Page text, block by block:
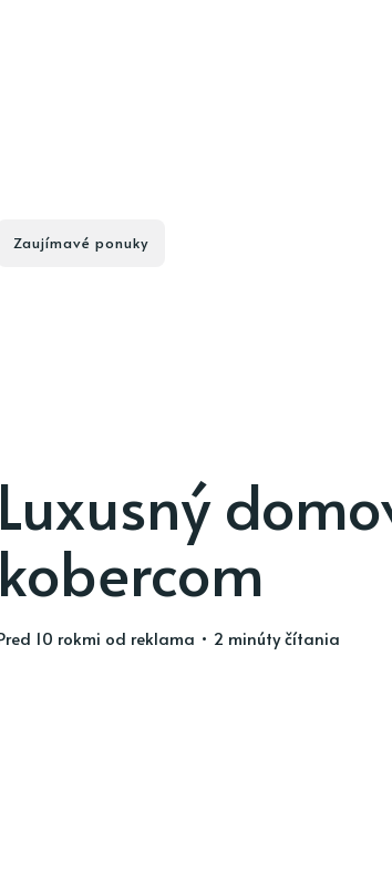
Zaujímavé ponuky
Luxusný
kobercom
pred 10 rokmi od reklama • 2 minúty čítania